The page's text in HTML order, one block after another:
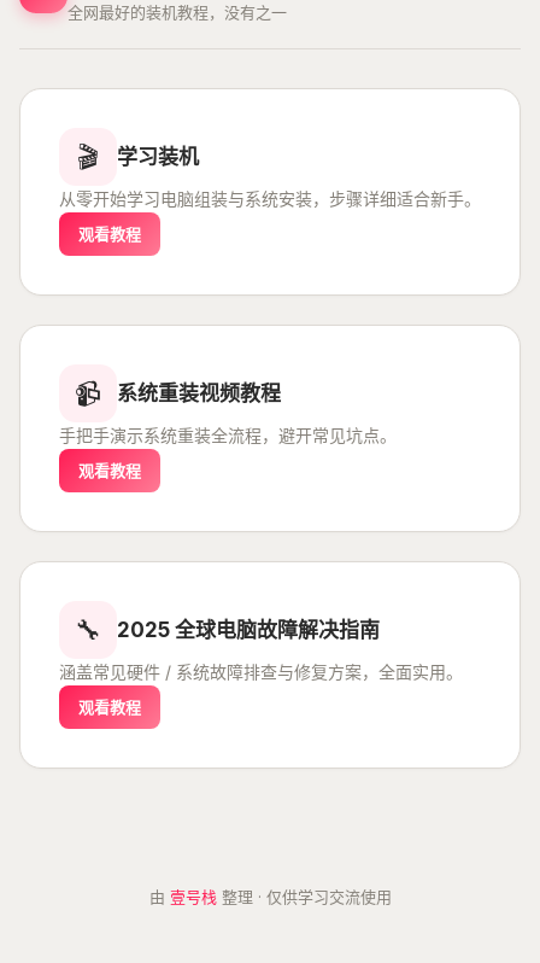
全网最好的装机教程，没有之一
🎬 学习装机
从零开始学习电脑组装与系统安装，步骤详细适合新手。
观看教程
📹 系统重装视频教程
手把手演示系统重装全流程，避开常见坑点。
观看教程
🔧 2025 全球电脑故障解决指南
涵盖常见硬件 / 系统故障排查与修复方案，全面实用。
观看教程
由 壹号栈 整理 · 仅供学习交流使用